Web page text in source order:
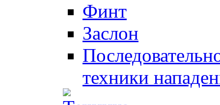
Финт
Заслон
техники